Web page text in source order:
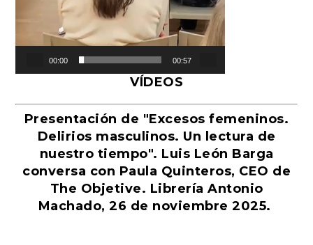
00:00 00:57
VÍDEOS
Presentación de "Excesos femeninos.
Delirios masculinos. Un lectura de
nuestro tiempo". Luis León Barga
conversa con Paula Quinteros, CEO de
The Objetive. Librería Antonio
Machado, 26 de noviembre 2025.